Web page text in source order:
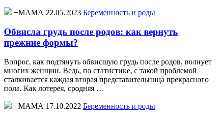
+МАМА 22.05.2023 Беременность и роды
Обвисла грудь после родов: как вернуть
прежние формы?
Вопрос, как подтянуть обвисшую грудь после родов, волнует
многих женщин. Ведь, по статистике, с такой проблемой
сталкивается каждая вторая представительница прекрасного
пола. Как лотерея, сродняя …
+МАМА 17.10.2022 Беременность и роды